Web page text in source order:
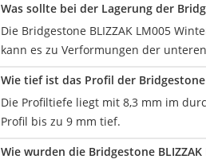
Was sollte bei der Lagerung der
Die Bridgestone BLIZZAK LM005
kann es zu Verformungen der
Wie tief ist das Profil der Bridgestone
Die Profiltiefe liegt mit 8,3 mm im
Profil bis zu 9 mm tief.
Wie wurden die Bridgestone